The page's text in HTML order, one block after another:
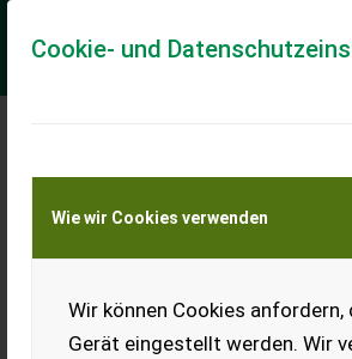
Cookie- und
Wie wir Cookies verwenden
Wir können Cookies anfordern,
Gerät eingestellt werden. Wir
Meine
Transport von Land- und
KEINE
Sonstige Tuk Tuk / elektrisches
mit Dach